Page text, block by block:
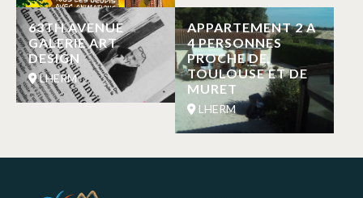
63TH AVENUE
GALERIE ART
DESIGN
LHERM
APPARTEMENT 2 A
4 PERSONNES
PROCHE DE
TOULOUSE ET DE
MURET
LHERM